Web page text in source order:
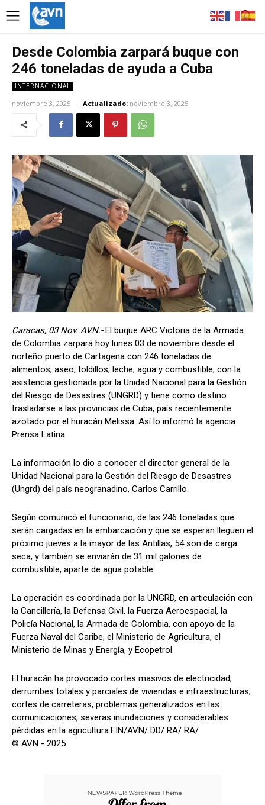
Desde Colombia zarpará buque con
246 toneladas de ayuda a Cuba
INTERNACIONAL
noviembre 3, 2025 Actualizado: noviembre 3, 2025
Caracas, 03 Nov. AVN.-El buque ARC Victoria de la Armada
de Colombia zarpará hoy lunes 03 de noviembre desde el
norteño puerto de Cartagena con 246 toneladas de
alimentos, aseo, toldillos, leche, agua y combustible, con la
asistencia gestionada por la Unidad Nacional para la Gestión
del Riesgo de Desastres (UNGRD) y tiene como destino
trasladarse a las provincias de Cuba, país recientemente
azotado por el huracán Melissa. Así lo informó la agencia
Prensa Latina.
La información lo dio a conocer el director general de la
Unidad Nacional para la Gestión del Riesgo de Desastres
(Ungrd) del país neogranadino, Carlos Carrillo.
Según comunicó el funcionario, de las 246 toneladas que
serán cargadas en la embarcación y que se esperan lleguen el
próximo jueves a la mayor de las Antillas, 54 son de carga
seca, y también se enviarán de 31 mil galones de
combustible, aparte de agua potable.
La operación es coordinada por la UNGRD, en articulación con
la Cancillería, la Defensa Civil, la Fuerza Aeroespacial, la
Policía Nacional, la Armada de Colombia, con apoyo de la
Fuerza Naval del Caribe, el Ministerio de Agricultura, el
Ministerio de Minas y Energía, y Ecopetrol.
El huracán ha provocado cortes masivos de electricidad,
derrumbes totales y parciales de viviendas e infraestructuras,
cortes de carreteras, problemas generalizados en las
comunicaciones, severas inundaciones y considerables
pérdidas en la agricultura.FIN/AVN/ DD/ RA/ RA/
© AVN - 2025